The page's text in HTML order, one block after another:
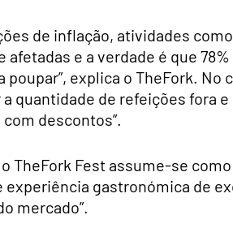
de inflação, atividades
afetadas e a verdade é que
poupar”, explica o TheFork.
quantidade de refeições fora
descontos”.
TheFork Fest assume-se
experiência gastronómica de
mercado”.